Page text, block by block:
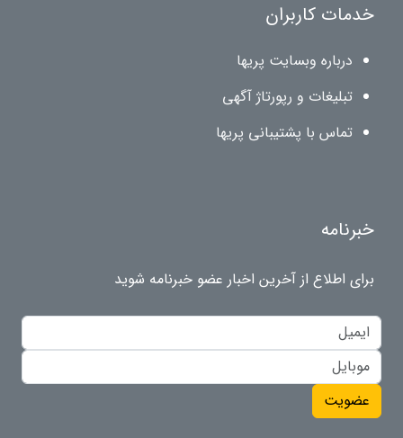
خدمات کاربران
درباره وبسایت پریها
تبلیغات و رپورتاژ آگهی
تماس با پشتیبانی پریها
خبرنامه
برای اطلاع از آخرین اخبار عضو خبرنامه شوید
عضویت